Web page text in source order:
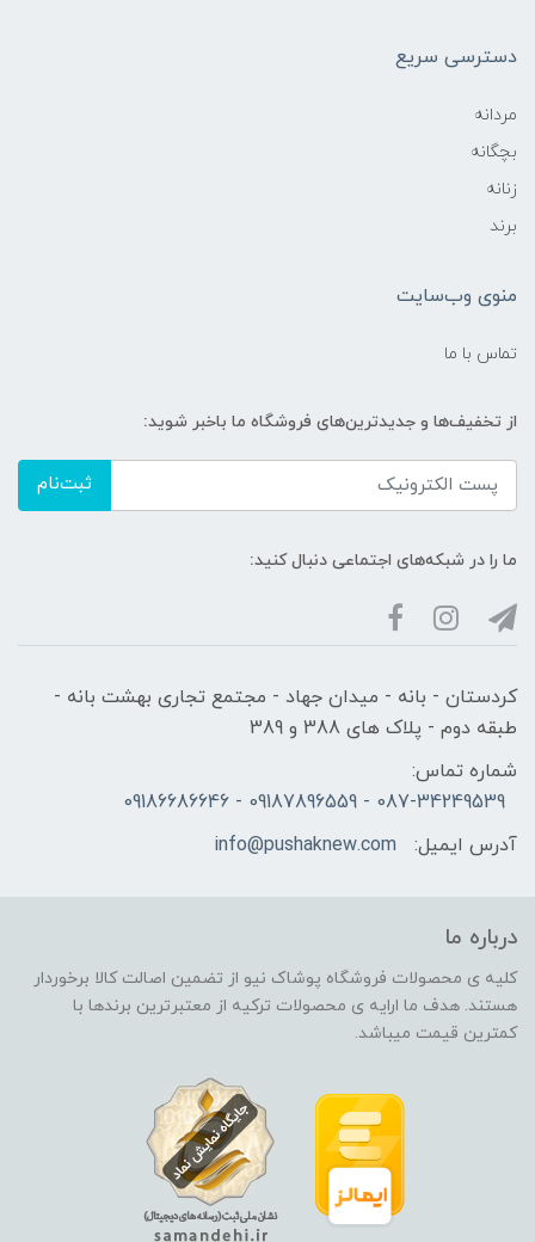
دسترسی سریع
مردانه
بچگانه
زنانه
برند
منوی وب‌سایت
تماس با ما
از تخفیف‌ها و جدیدترین‌های فروشگاه ما باخبر شوید:
ثبت‌نام
ما را در شبکه‌های اجتماعی دنبال کنید:
کردستان - بانه - میدان جهاد - مجتمع تجاری بهشت بانه -
طبقه دوم - پلاک های 388 و 389
شماره تماس:
087-34249539 - 09187896559 - 09186686646
آدرس ایمیل:
info@pushaknew.com
درباره ما
کلیه ی محصولات فروشگاه پوشاک نیو از تضمین اصالت کالا برخوردار
هستند. هدف ما ارایه ی محصولات ترکیه از معتبرترین برندها با
کمترین قیمت میباشد.